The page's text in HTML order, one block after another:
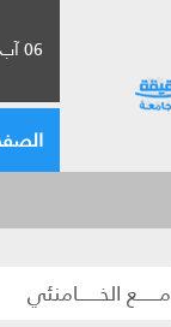
06 آب 2026 الموافق لـ 22 صفر 1448
مــــــع الخــــــامنئي